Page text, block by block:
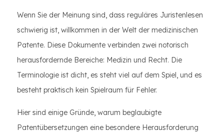
Wenn Sie der Meinung sind, dass reguläres Juristenlesen
schwierig ist, willkommen in der Welt der medizinischen
Patente. Diese Dokumente verbinden zwei notorisch
herausfordernde Bereiche: Medizin und Recht. Die
Terminologie ist dicht, es steht viel auf dem Spiel, und es
besteht praktisch kein Spielraum für Fehler.
Hier sind einige Gründe, warum beglaubigte
Patentübersetzungen eine besondere Herausforderung